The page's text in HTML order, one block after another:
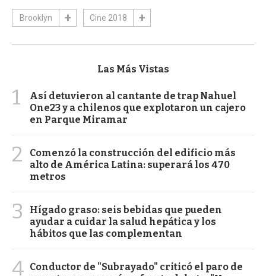
Brooklyn Cine 2018
Las Más Vistas
1
Así detuvieron al cantante de trap Nahuel
One23 y a chilenos que explotaron un cajero
en Parque Miramar
2
Comenzó la construcción del edificio más
alto de América Latina: superará los 470
metros
3
Hígado graso: seis bebidas que pueden
ayudar a cuidar la salud hepática y los
hábitos que las complementan
4 Conductor de "Subrayado" criticó el paro de